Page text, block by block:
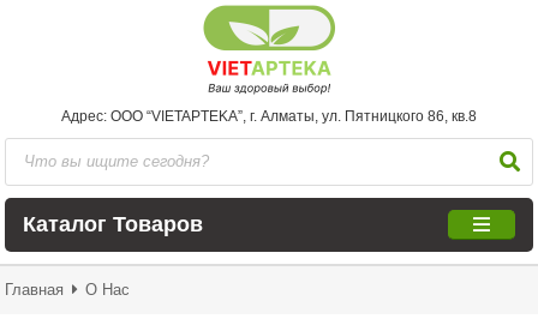
Адрес: ООО “VIETAPTEKA”, г. Алматы, ул. Пятницкого 86, кв.8
Каталог Товаров
Главная О Нас